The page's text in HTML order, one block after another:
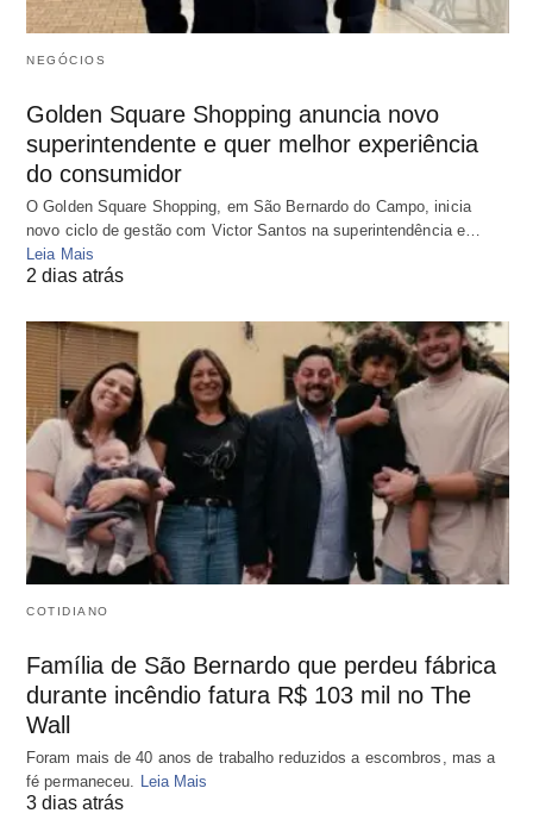
NEGÓCIOS
Golden Square Shopping anuncia novo
superintendente e quer melhor experiência
do consumidor
O Golden Square Shopping, em São Bernardo do Campo, inicia
novo ciclo de gestão com Victor Santos na superintendência e…
Leia Mais
2 dias atrás
COTIDIANO
Família de São Bernardo que perdeu fábrica
durante incêndio fatura R$ 103 mil no The
Wall
Foram mais de 40 anos de trabalho reduzidos a escombros, mas a
fé permaneceu. Leia Mais
3 dias atrás